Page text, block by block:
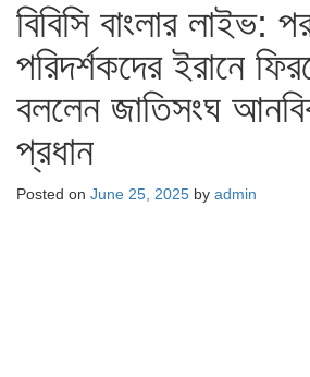
বিবিসি বাংলার লাইভ:
পরিদর্শকদের ইরানে
বললেন জাতিসংঘ
প্রধান
Posted on June 25, 2025 by admin